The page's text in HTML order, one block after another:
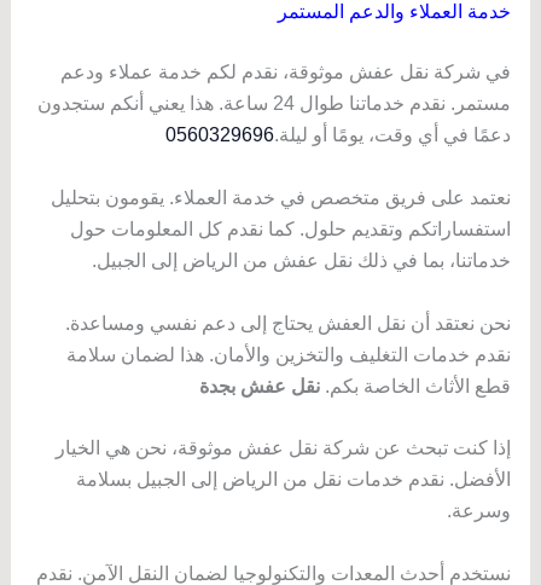
خدمة العملاء والدعم المستمر
في شركة نقل عفش موثوقة، نقدم لكم خدمة عملاء ودعم
مستمر. نقدم خدماتنا طوال 24 ساعة. هذا يعني أنكم ستجدون
دعمًا في أي وقت، يومًا أو ليلة.0560329696
نعتمد على فريق متخصص في خدمة العملاء. يقومون بتحليل
استفساراتكم وتقديم حلول. كما نقدم كل المعلومات حول
خدماتنا، بما في ذلك نقل عفش من الرياض إلى الجبيل.
نحن نعتقد أن نقل العفش يحتاج إلى دعم نفسي ومساعدة.
نقدم خدمات التغليف والتخزين والأمان. هذا لضمان سلامة
قطع الأثاث الخاصة بكم. نقل عفش بجدة
إذا كنت تبحث عن شركة نقل عفش موثوقة، نحن هي الخيار
الأفضل. نقدم خدمات نقل من الرياض إلى الجبيل بسلامة
وسرعة.
نستخدم أحدث المعدات والتكنولوجيا لضمان النقل الآمن. نقدم